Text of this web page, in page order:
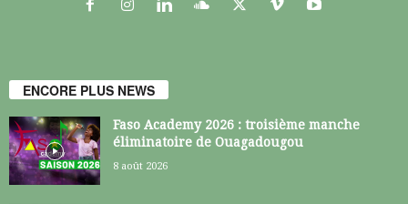
ENCORE PLUS NEWS
Faso Academy 2026 : troisième manche
éliminatoire de Ouagadougou
8 août 2026